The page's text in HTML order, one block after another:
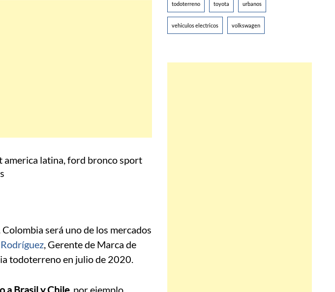
Colombia será uno de los mercados
, Gerente de Marca de
todoterreno en julio de 2020.
todoterreno toyota urbanos
vehiculos electricos volkswagen